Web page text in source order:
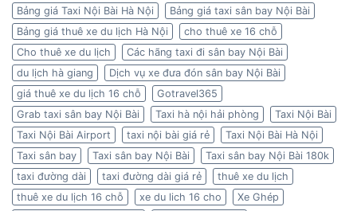
Bảng giá Taxi Nội Bài Hà Nội
Bảng giá taxi sân bay Nội Bài
Bảng giá thuê xe du lịch Hà Nội
cho thuê xe 16 chỗ
Cho thuê xe du lịch
Các hãng taxi đi sân bay Nội Bài
du lịch hà giang
Dịch vụ xe đưa đón sân bay Nội Bài
giá thuê xe du lịch 16 chỗ
Gotravel365
Grab taxi sân bay Nội Bài
Taxi hà nội hải phòng
Taxi Nội Bài
Taxi Nội Bài Airport
taxi nội bài giá rẻ
Taxi Nội Bài Hà Nội
Taxi sân bay
Taxi sân bay Nội Bài
Taxi sân bay Nội Bài 180k
taxi đường dài
taxi đường dài giá rẻ
thuê xe du lịch
thuê xe du lịch 16 chỗ
xe du lich 16 cho
Xe Ghép